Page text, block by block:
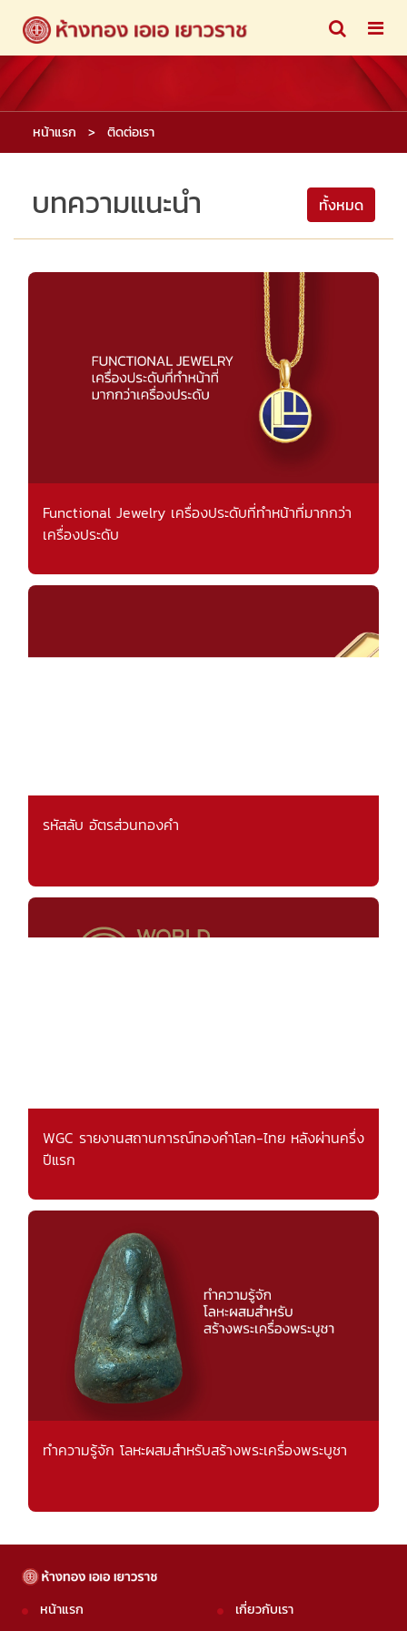
หน้าแรก ติดต่อเรา
ทั้งหมด
บทความแนะนำ
Functional Jewelry เครื่องประดับที่ทำหน้าที่มากกว่า
เครื่องประดับ
รหัสลับ อัตรส่วนทองคำ
WGC รายงานสถานการณ์ทองคำโลก-ไทย หลังผ่านครึ่ง
ปีแรก
ทำความรู้จัก โลหะผสมสำหรับสร้างพระเครื่องพระบูชา
หน้าแรก
เกี่ยวกับเรา